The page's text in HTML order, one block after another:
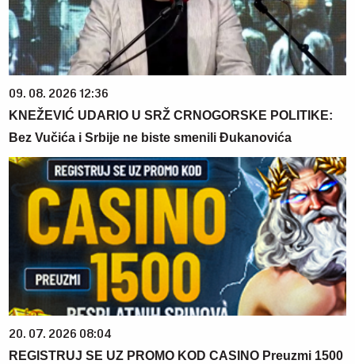
09. 08. 2026 12:36
KNEŽEVIĆ UDARIO U SRŽ CRNOGORSKE POLITIKE:
Bez Vučića i Srbije ne biste smenili Đukanovića
20. 07. 2026 08:04
REGISTRUJ SE UZ PROMO KOD CASINO Preuzmi 1500